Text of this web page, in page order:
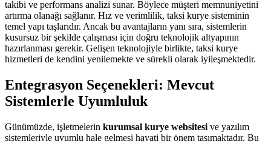
takibi ve performans analizi sunar. Böylece müşteri memnuniyetini
artırma olanağı sağlanır. Hız ve verimlilik, taksi kurye sisteminin
temel yapı taşlarıdır. Ancak bu avantajların yanı sıra, sistemlerin
kusursuz bir şekilde çalışması için doğru teknolojik altyapının
hazırlanması gerekir. Gelişen teknolojiyle birlikte, taksi kurye
hizmetleri de kendini yenilemekte ve sürekli olarak iyileşmektedir.
Entegrasyon Seçenekleri: Mevcut
Sistemlerle Uyumluluk
Günümüzde, işletmelerin kurumsal kurye websitesi ve yazılım
sistemleriyle uyumlu hale gelmesi hayati bir önem taşımaktadır. Bu